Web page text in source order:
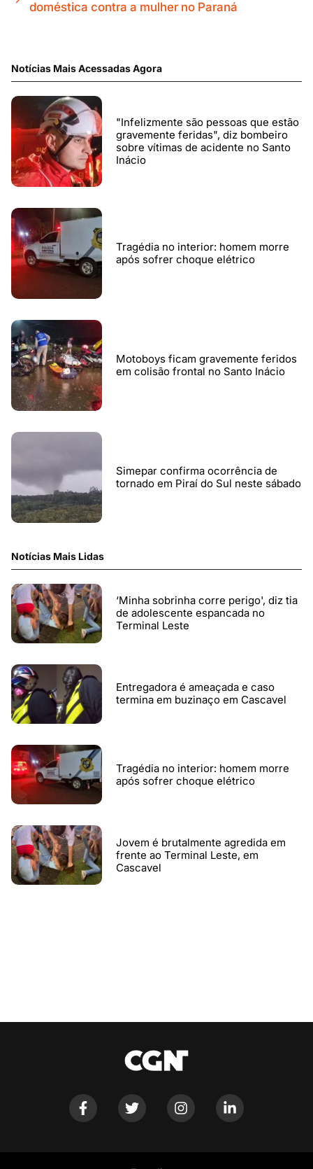
doméstica contra a mulher no Paraná
Notícias Mais Acessadas Agora
"Infelizmente são pessoas que estão
gravemente feridas", diz bombeiro
sobre vítimas de acidente no Santo
Inácio
Tragédia no interior: homem morre
após sofrer choque elétrico
Motoboys ficam gravemente feridos
em colisão frontal no Santo Inácio
Simepar confirma ocorrência de
tornado em Piraí do Sul neste sábado
Notícias Mais Lidas
‘Minha sobrinha corre perigo', diz tia
de adolescente espancada no
Terminal Leste
Entregadora é ameaçada e caso
termina em buzinaço em Cascavel
Tragédia no interior: homem morre
após sofrer choque elétrico
Jovem é brutalmente agredida em
frente ao Terminal Leste, em
Cascavel